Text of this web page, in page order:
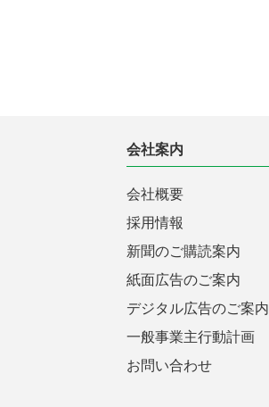
会社案内
会社概要
採用情報
新聞のご購読案内
紙面広告のご案内
デジタル広告のご案内
一般事業主行動計画
お問い合わせ